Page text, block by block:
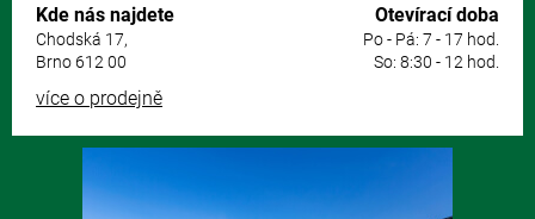
Kde nás najdete
Chodská 17,
Brno 612 00
Otevírací doba
Po - Pá: 7 - 17 hod.
So: 8:30 - 12 hod.
více o prodejně